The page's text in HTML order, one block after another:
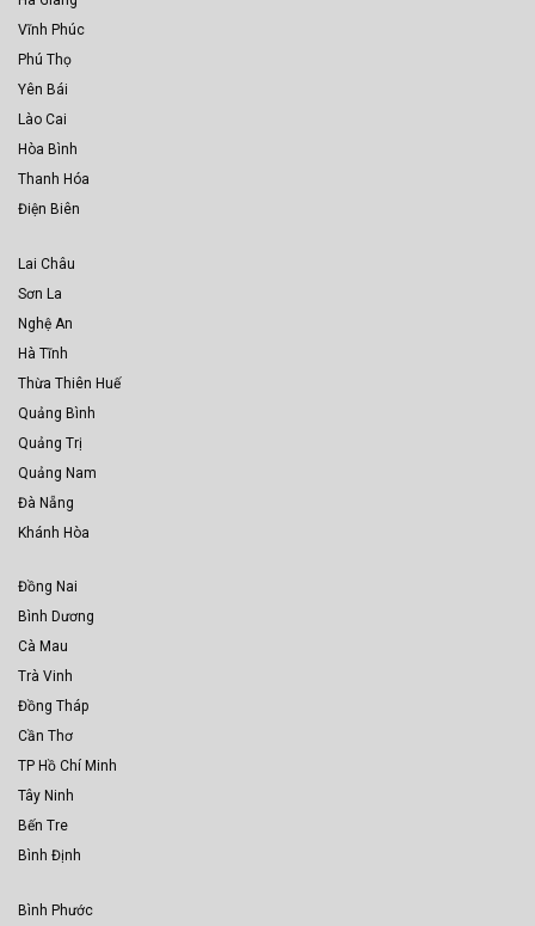
Vĩnh Phúc
Phú Thọ
Yên Bái
Lào Cai
Hòa Bình
Thanh Hóa
Điện Biên
Lai Châu
Sơn La
Nghệ An
Hà Tĩnh
Thừa Thiên Huế
Quảng Bình
Quảng Trị
Quảng Nam
Đà Nẵng
Khánh Hòa
Đồng Nai
Bình Dương
Cà Mau
Trà Vinh
Đồng Tháp
Cần Thơ
TP Hồ Chí Minh
Tây Ninh
Bến Tre
Bình Định
Bình Phước